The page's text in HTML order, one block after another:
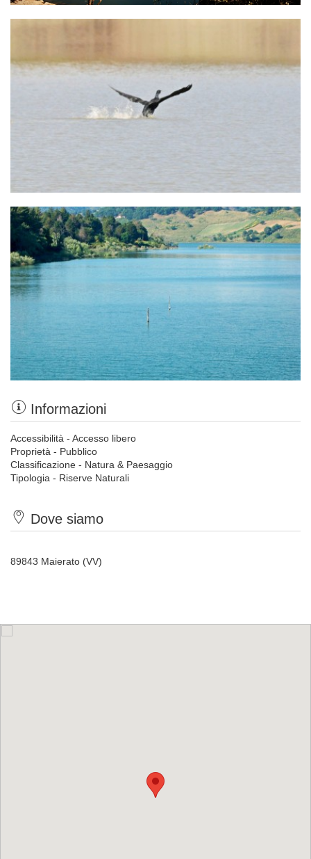
Informazioni
Accessibilità - Accesso libero
Proprietà - Pubblico
Classificazione - Natura & Paesaggio
Tipologia - Riserve Naturali
Dove siamo
89843 Maierato (VV)